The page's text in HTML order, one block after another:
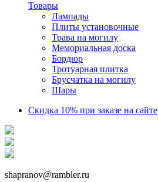
Товары
Лампады
Плиты установочные
Трава на могилу
Мемориальная доска
Бордюр
Тротуарная плитка
Брусчатка на могилу
Шары
Скидка 10% при заказе на сайте
shapranov@rambler.ru